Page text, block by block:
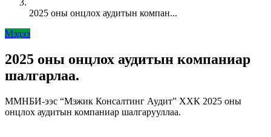
2025 оны онцлох аудитын компан...
Мэдээ
2025 оны онцлох аудитын компаниар
шалгарлаа.
ММНБИ-ээс “Мэжик Консалтинг Аудит” ХХК 2025 оны
онцлох аудитын компаниар шалгарууллаа.